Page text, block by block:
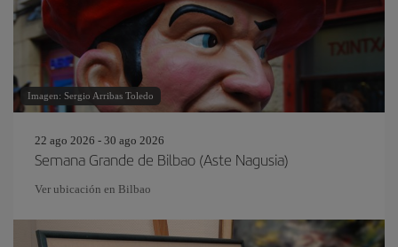
Imagen: Sergio Arribas Toledo
22 ago 2026 - 30 ago 2026
Semana Grande de Bilbao (Aste Nagusia)
Ver ubicación en Bilbao